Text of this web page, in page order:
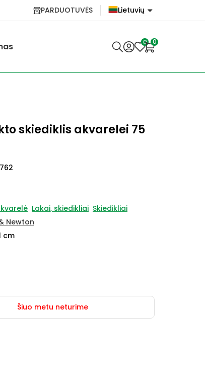
PARDUOTUVĖS
Lietuvių
Lietuvių
0 0
skiediklis akvarelei 75
Lakai, skiedikliai Skiedikliai
Newton
cm
Šiuo metu neturime